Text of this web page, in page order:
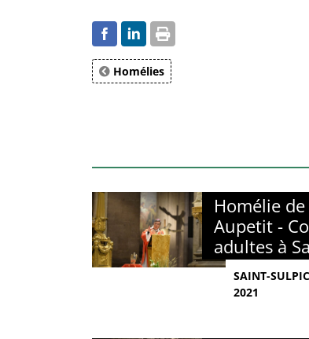
Homélies
Homélie
Aupetit -
adultes à
SAINT-
2021